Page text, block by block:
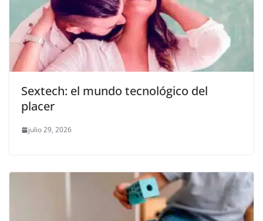
Sextech: el mundo tecnológico del
placer
julio 29, 2026